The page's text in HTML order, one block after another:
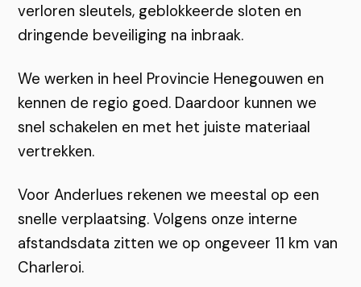
verloren sleutels, geblokkeerde sloten en
dringende beveiliging na inbraak.
We werken in heel Provincie Henegouwen en
kennen de regio goed. Daardoor kunnen we
snel schakelen en met het juiste materiaal
vertrekken.
Voor Anderlues rekenen we meestal op een
snelle verplaatsing. Volgens onze interne
afstandsdata zitten we op ongeveer 11 km van
Charleroi.